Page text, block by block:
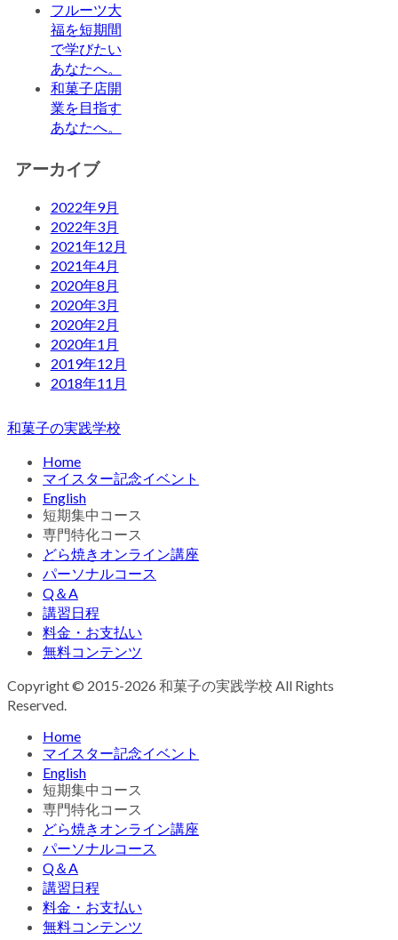
フルーツ大
福を短期間
で学びたい
あなたへ。
和菓子店開
業を目指す
あなたへ。
アーカイブ
2022年9月
2022年3月
2021年12月
2021年4月
2020年8月
2020年3月
2020年2月
2020年1月
2019年12月
2018年11月
和菓子の実践学校
Home
マイスター記念イベント
English
短期集中コース
専門特化コース
どら焼きオンライン講座
パーソナルコース
Q＆A
講習日程
料金・お支払い
無料コンテンツ
Copyright © 2015-2026 和菓子の実践学校 All Rights
Reserved.
Home
マイスター記念イベント
English
短期集中コース
専門特化コース
どら焼きオンライン講座
パーソナルコース
Q＆A
講習日程
料金・お支払い
無料コンテンツ